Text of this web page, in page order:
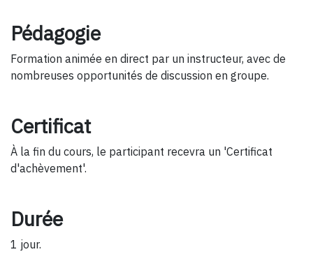
Pédagogie
Formation animée en direct par un instructeur, avec de
nombreuses opportunités de discussion en groupe.
Certificat
À la fin du cours, le participant recevra un 'Certificat
d'achèvement'.
Durée
1 jour.